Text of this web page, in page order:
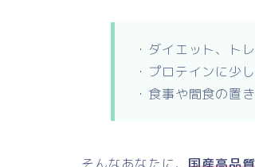
・ダイエット、ト
・プロテインに少
・食事や間食の置